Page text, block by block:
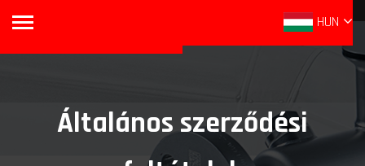
HUN
Általános szerződési